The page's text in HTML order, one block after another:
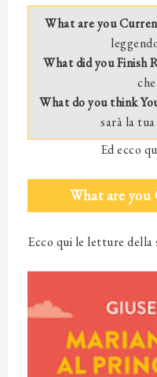
What are you
What did you Finish
What do you think
sarà la
Ed ecco
What are
Ecco qui le letture della